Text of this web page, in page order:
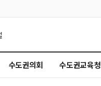
수도권의회 수도권교육청